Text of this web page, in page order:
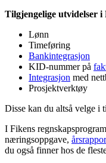
Tilgjengelige utvidelser i
Lønn
Timeføring
Bankintegrasjon
KID-nummer på
Integrasjon med
Prosjektverktøy
Disse kan du altså velge i
I Fikens
næringsoppgave,
du også finner hos de